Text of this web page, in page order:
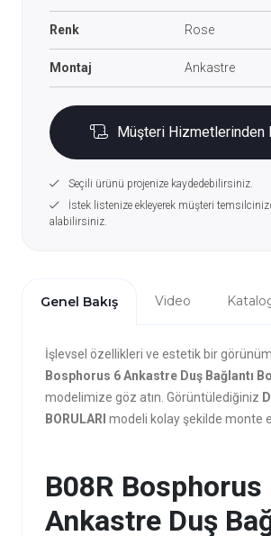
Renk Rose
Montaj Ankastre
Müşteri Hizmetlerinden
Seçili ürünü projenize kaydedebilirsiniz.
İstek listenize ekleyerek müşteri
alabilirsiniz.
Genel Bakış Video
İşlevsel özellikleri ve estetik bir
Bosphorus 6 Ankastre Duş Bağlantı
modelimize göz atın. Görüntülediğiniz
BORULARI modeli kolay şekilde monte
B08R Bosphorus
Ankastre Duş